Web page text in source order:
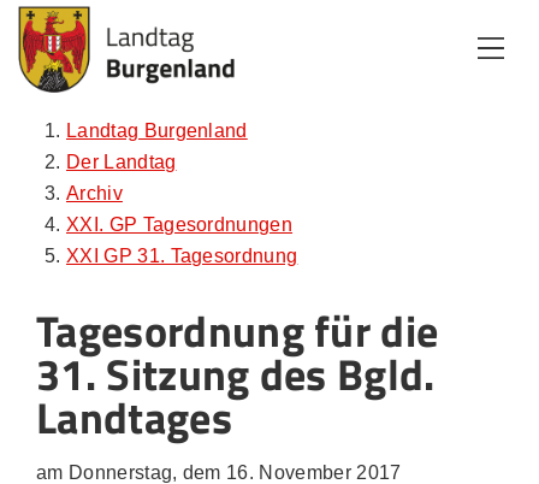
Zum Inhalt
Zum Menü
Zur Suche
Landtag Burgenland
Der Landtag
Archiv
XXI. GP Tagesordnungen
XXI GP 31. Tagesordnung
Tagesordnung für die
31. Sitzung des Bgld.
Landtages
am Donnerstag, dem 16. November 2017